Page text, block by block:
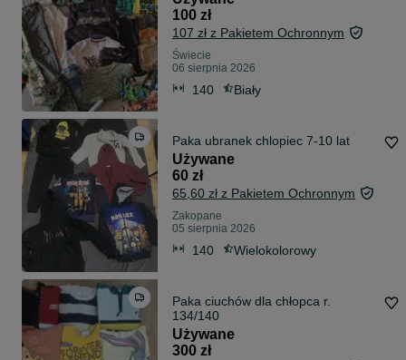
100 zł
107 zł z Pakietem Ochronnym
Świecie
06 sierpnia 2026
140 Biały
Paka ubranek chlopiec 7-10 lat
Używane
60 zł
65,60 zł z Pakietem Ochronnym
Zakopane
05 sierpnia 2026
140 Wielokolorowy
Paka ciuchów dla chłopca r.
134/140
Używane
300 zł